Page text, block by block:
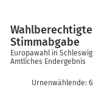
Urnenwählende:
Stimmabgabe
Europawahl in
Amtliches Endergebnis